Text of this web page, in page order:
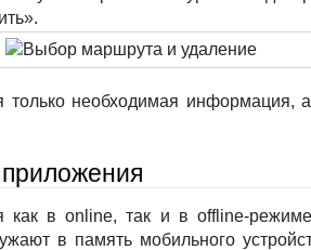
только необходимая информация,
как в online, так и в offline-
в память мобильного